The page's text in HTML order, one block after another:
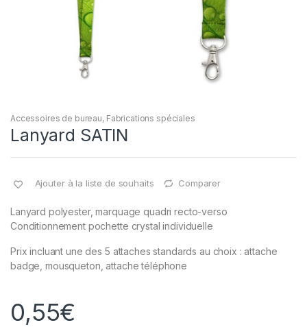
Accessoires de bureau, Fabrications spéciales
Lanyard SATIN
Ajouter à la liste de souhaits Comparer
Lanyard polyester, marquage quadri recto-verso
Conditionnement pochette crystal individuelle
Prix incluant une des 5 attaches standards au choix : attache
badge, mousqueton, attache téléphone
0,55€